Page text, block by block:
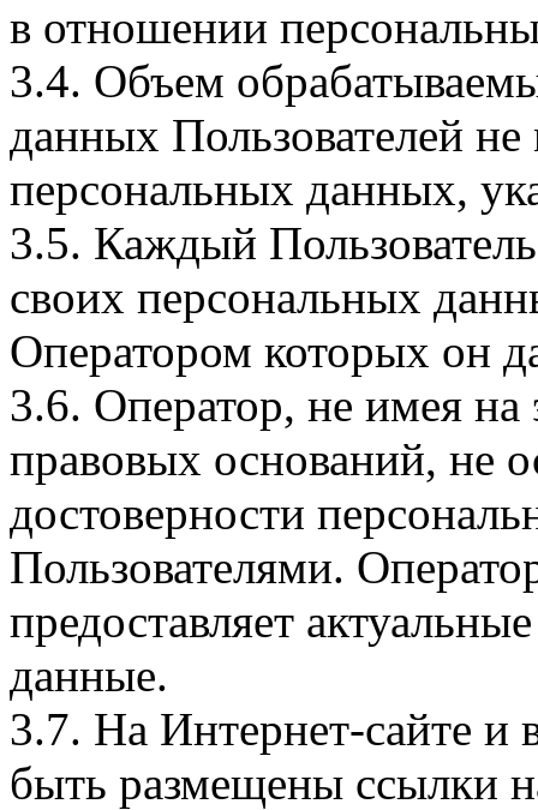
в отношении
3.4. Объем
данных Пользователей
персональных данных,
3.5. Каждый
своих персональных
Оператором которых он
3.6. Оператор, не имея
правовых оснований, не
достоверности
Пользователями.
предоставляет
данные.
3.7. На Интернет-сайте
быть размещены ссылки